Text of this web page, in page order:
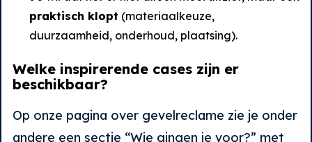
praktisch klopt (materiaalkeuze,
duurzaamheid, onderhoud, plaatsing).
Welke inspirerende cases zijn er
beschikbaar?
Op onze pagina over gevelreclame zie je onder
andere een sectie “Wie gingen je voor?” met